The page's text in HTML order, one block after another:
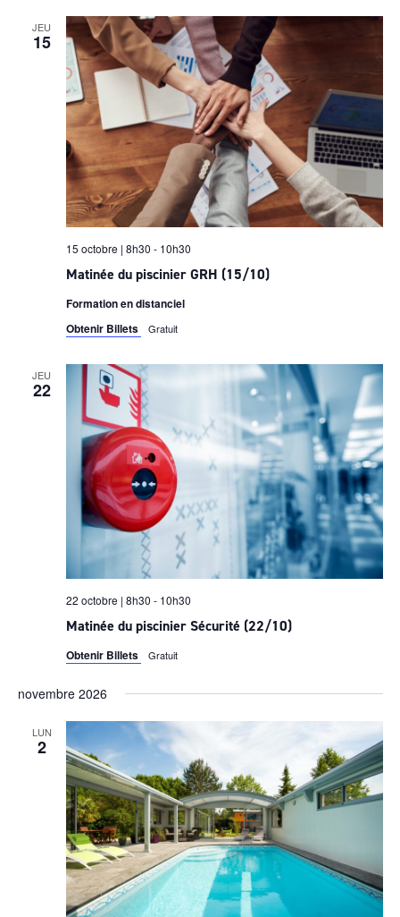
JEU
15
Matinée du piscinier GRH (15/10)
15 octobre | 8h30 - 10h30
Formation en distanciel
Obtenir Billets
Gratuit
JEU
22
Matinée du piscinier Sécurité (22/10)
22 octobre | 8h30 - 10h30
Obtenir Billets Gratuit
novembre 2026
LUN
2